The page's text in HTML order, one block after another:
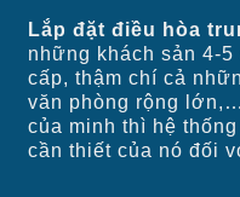
Lắp đặt điều hòa
những khách sản 4-
cấp, thậm chí cả
văn phòng rộng
của minh thì hệ
cần thiết của nó đối